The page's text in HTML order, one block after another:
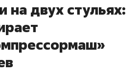
на двух стульях: